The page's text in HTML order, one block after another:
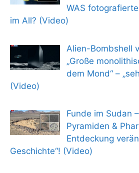
WAS
im All? (Video)
Alien-Bombshell
„Große
dem Mond“ –
(Video)
Funde im Sudan
Pyramiden &
Entdeckung
Geschichte“! (Video)